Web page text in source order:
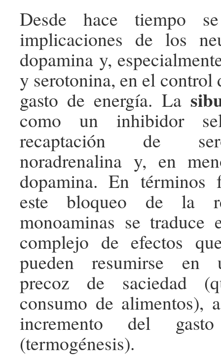
Desde hace tiempo
implicaciones de los
dopamina y,
y serotonina, en el control
gasto de energía. La
como un inhibidor
recaptación de
noradrenalina y, en
dopamina. En términos
este bloqueo de la
monoaminas se traduce
complejo de efectos
pueden resumirse en
precoz de saciedad
consumo de alimentos),
incremento del
(termogénesis).